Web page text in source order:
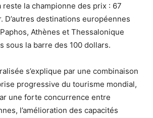
reste la championne des prix : 67
D’autres destinations européennes
Athènes et Thessalonique
sous la barre des 100 dollars.
s’explique par une combinaison
progressive du tourisme mondial,
une forte concurrence entre
l’amélioration des capacités